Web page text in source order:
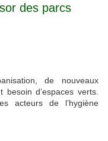
des parcs
de nouveaux
d’espaces verts.
acteurs de l’hygiène